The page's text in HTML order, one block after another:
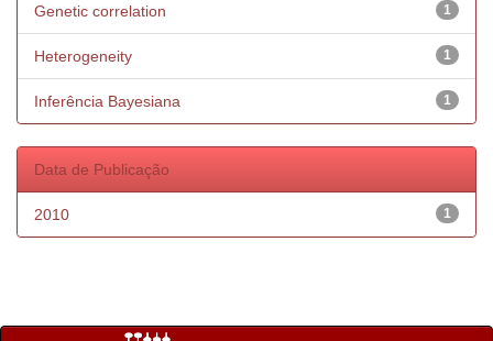
1
Genetic correlation
1
Heterogeneity
1
Inferência Bayesiana
Data de Publicação
1
2010